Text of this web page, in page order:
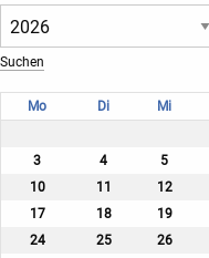
Mo Di Mi
3
4 5
10
11 12
17
18 19
24
25 26